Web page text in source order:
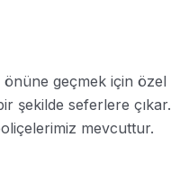
önüne geçmek için özel
şekilde seferlere çıkar.
mevcuttur.